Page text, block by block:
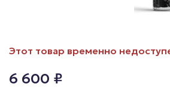
Этот товар временно
6 600 ₽